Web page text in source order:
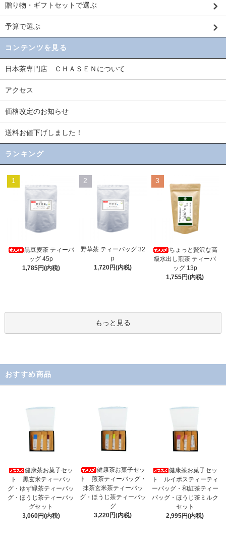
贈り物・ギフトセットで選ぶ
予算で選ぶ
コンテンツを見る
日本茶専門店 ＣＨＡＳＥＮについて
アクセス
価格改定のお知らせ
送料お値下げしました！
ランキング
1
黒豆麦茶 ティーバ
ッグ 45p
1,785円(内税)
2
野草茶 ティーバッグ 32
p
1,720円(内税)
3
ちょっと贅沢な高
級水出し煎茶 ティーバ
ッグ 13p
1,755円(内税)
もっと見る
おすすめ商品
健康茶お菓子セッ
ト 黒玄米ティーバッ
グ・ゆず緑茶ティーバッ
グ・ほうじ茶ティーバッ
グセット
3,060円(内税)
健康茶お菓子セッ
ト 煎茶ティーバッグ・
抹茶玄米茶ティーバッ
グ・ほうじ茶ティーバッ
グ
3,220円(内税)
健康茶お菓子セッ
ト ルイボスティーティ
ーバッグ・和紅茶ティー
バッグ・ほうじ茶ミルク
セット
2,995円(内税)